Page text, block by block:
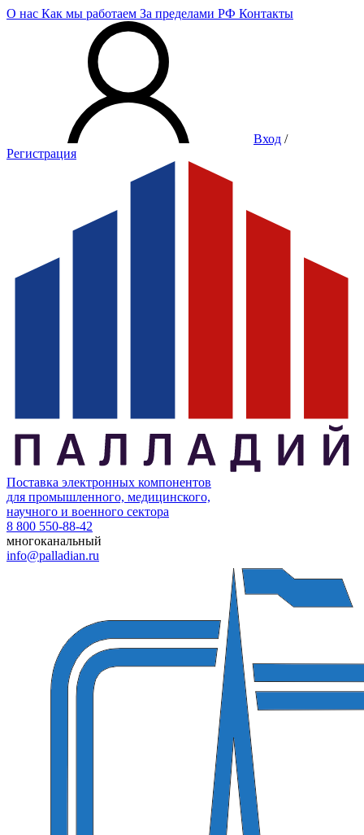
О нас Как мы работаем За пределами РФ Контакты
Вход /
Регистрация
Поставка электронных компонентов
для промышленного, медицинского,
научного и военного сектора
8 800 550-88-42
многоканальный
info@palladian.ru